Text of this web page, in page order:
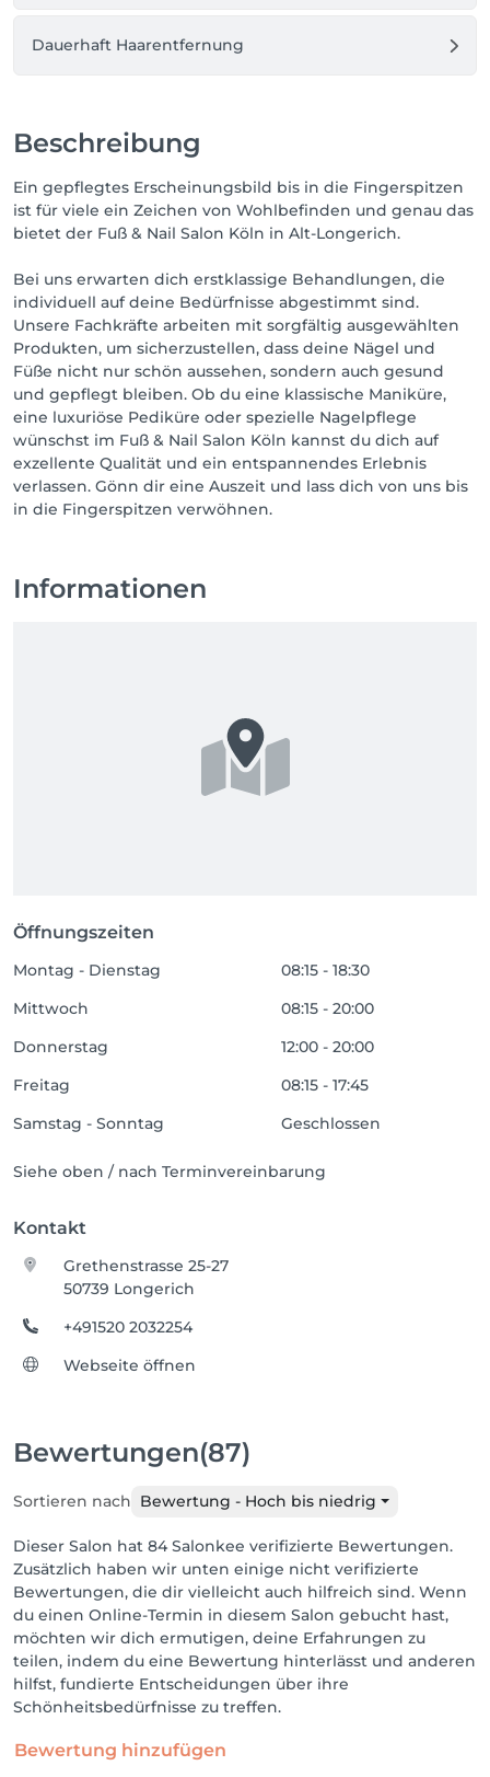
Dauerhaft Haarentfernung
Beschreibung
Ein gepflegtes Erscheinungsbild bis in die Fingerspitzen
ist für viele ein Zeichen von Wohlbefinden und genau das
bietet der Fuß & Nail Salon Köln in Alt-Longerich.
Bei uns erwarten dich erstklassige Behandlungen, die
individuell auf deine Bedürfnisse abgestimmt sind.
Unsere Fachkräfte arbeiten mit sorgfältig ausgewählten
Produkten, um sicherzustellen, dass deine Nägel und
Füße nicht nur schön aussehen, sondern auch gesund
und gepflegt bleiben. Ob du eine klassische Maniküre,
eine luxuriöse Pediküre oder spezielle Nagelpflege
wünschst im Fuß & Nail Salon Köln kannst du dich auf
exzellente Qualität und ein entspannendes Erlebnis
verlassen. Gönn dir eine Auszeit und lass dich von uns bis
in die Fingerspitzen verwöhnen.
Informationen
Öffnungszeiten
Montag - Dienstag
08:15 - 18:30
Mittwoch
08:15 - 20:00
Donnerstag
12:00 - 20:00
Freitag
08:15 - 17:45
Samstag - Sonntag
Geschlossen
Siehe oben / nach Terminvereinbarung
Kontakt
Grethenstrasse 25-27
50739 Longerich
+491520 2032254
Webseite öffnen
Bewertungen(87)
Sortieren nach Bewertung - Hoch bis niedrig
Dieser Salon hat 84 Salonkee verifizierte Bewertungen.
Zusätzlich haben wir unten einige nicht verifizierte
Bewertungen, die dir vielleicht auch hilfreich sind. Wenn
du einen Online-Termin in diesem Salon gebucht hast,
möchten wir dich ermutigen, deine Erfahrungen zu
teilen, indem du eine Bewertung hinterlässt und anderen
hilfst, fundierte Entscheidungen über ihre
Schönheitsbedürfnisse zu treffen.
Bewertung hinzufügen